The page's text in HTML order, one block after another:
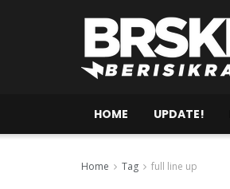
HOME UPDATE!
Home Tag full line up